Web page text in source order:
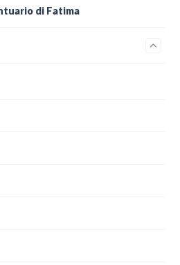
di Fatima